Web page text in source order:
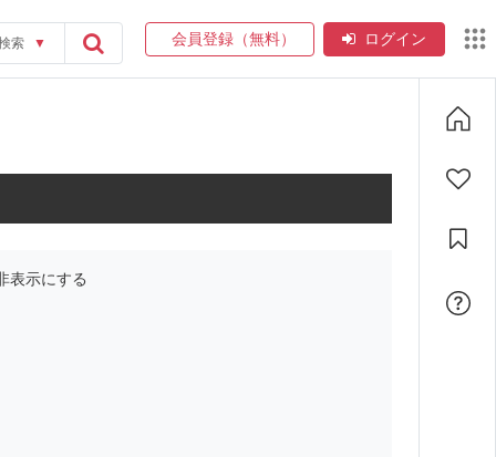
索 ▼ 会員登録（無料） ログイン
表示にする